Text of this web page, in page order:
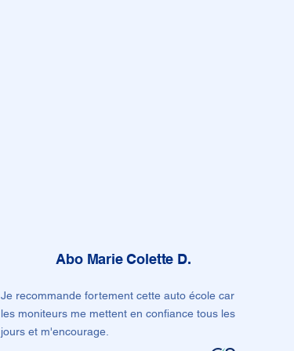
Abo Marie Colette D.
Je recommande fortement cette auto école car
les moniteurs me mettent en confiance tous les
jours et m'encourage.